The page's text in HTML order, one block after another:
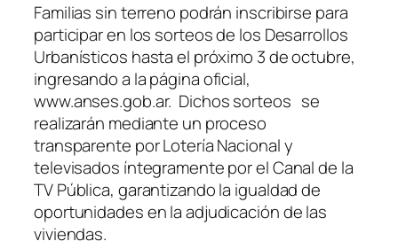
Familias sin terreno podrán inscribirse para
participar en los sorteos de los Desarrollos
Urbanísticos hasta el próximo 3 de octubre,
ingresando a la página oficial,
www.anses.gob.ar. Dichos sorteos se
realizarán mediante un proceso
transparente por Lotería Nacional y
televisados íntegramente por el Canal de la
TV Pública, garantizando la igualdad de
oportunidades en la adjudicación de las
viviendas.